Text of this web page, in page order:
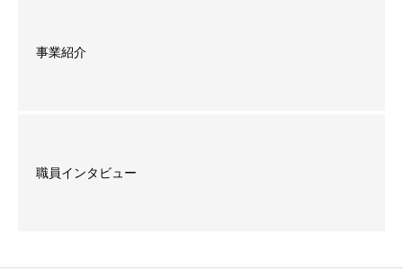
事業紹介
職員インタビュー